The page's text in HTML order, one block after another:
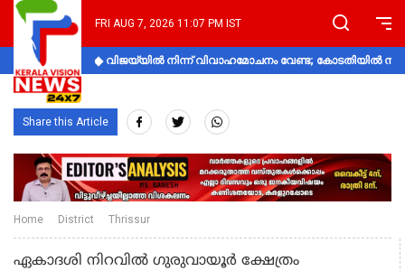
FRI AUG 7, 2026 11:07 PM IST
വിജയ്‌യിൽ നിന്ന് വിവാഹമോചനം വേണ്ട; കോടതിയിൽ
Share this Article
Home District Thrissur
ഏകാദശി നിറവിൽ ഗുരുവായൂർ ക്ഷേത്രം